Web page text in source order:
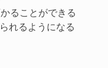
ることができる
れるようになる